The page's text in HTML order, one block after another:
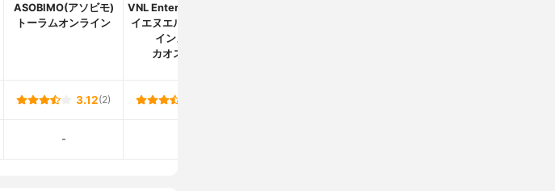
ASOBIMO(アソビモ)
トーラムオンライン
VNL Entertainment(ブ
イエヌエルエンターテ
インメント)
カオスの学校
3.12(2)
-